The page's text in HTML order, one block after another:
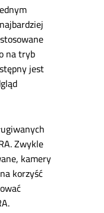
na tryb
jest
Zwykle
kamery
korzyść